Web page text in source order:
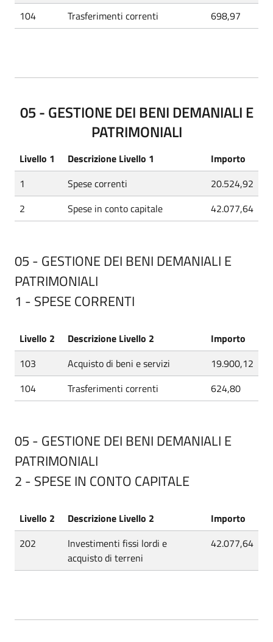
104
Trasferimenti correnti 698,97
05 - GESTIONE DEI BENI DEMANIALI E
PATRIMONIALI
Livello 1 Descrizione Livello 1
Importo
1
Spese correnti
20.524,92
2
Spese in conto capitale 42.077,64
05 - GESTIONE DEI BENI DEMANIALI E
PATRIMONIALI
1 - SPESE CORRENTI
Livello 2 Descrizione Livello 2
Importo
103
Acquisto di beni e servizi
19.900,12
104
Trasferimenti correnti 624,80
05 - GESTIONE DEI BENI DEMANIALI E
PATRIMONIALI
2 - SPESE IN CONTO CAPITALE
Livello 2 Descrizione Livello 2
Importo
202
Investimenti fissi lordi e
acquisto di terreni
42.077,64